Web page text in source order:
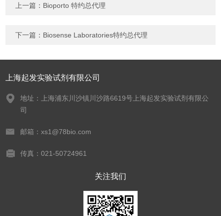
上一篇： Bioporto 特约总代理
下一篇： Biosense Laboratories特约总代理
上海起发实验试剂有限公司
地址：上海浦东川沙镇川沙路6619号上海起发实验试剂有限公
司
邮箱：xs1@78bio.com
传真：021-50724961
关注我们